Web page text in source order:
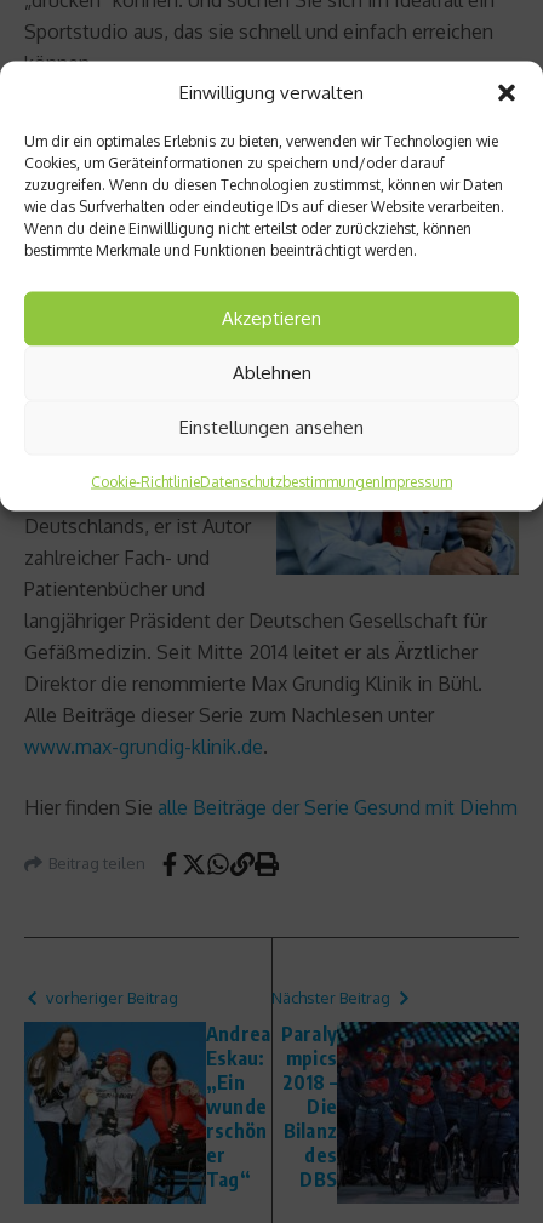
Einwilligung verwalten
Um dir ein optimales Erlebnis zu bieten, verwenden wir Technologien wie
Cookies, um Geräteinformationen zu speichern und/oder darauf
zuzugreifen. Wenn du diesen Technologien zustimmst, können wir Daten
wie das Surfverhalten oder eindeutige IDs auf dieser Website verarbeiten.
Wenn du deine Einwillligung nicht erteilst oder zurückziehst, können
bestimmte Merkmale und Funktionen beeinträchtigt werden.
Akzeptieren
Ablehnen
Einstellungen ansehen
Cookie-RichtlinieDatenschutzbestimmungenImpressum
Sportstudio aus, das sie schnell und einfach erreichen
können.
oderFitness-Apps können Sie Ihre persönlichen Erfolge
festhalten und sich neue Ziele setzen. Das motiviert
zusätzlich.
regelmäßige körperliche Betätigung gut.
Prof. Dr. med. Curt Diehm
Medizinern im Südwesten
Deutschlands, er ist Autor
zahlreicher Fach- und
Patientenbücher und
langjähriger Präsident der Deutschen Gesellschaft für
Gefäßmedizin. Seit Mitte 2014 leitet er als Ärztlicher
Direktor die renommierte Max Grundig Klinik in Bühl.
Alle Beiträge dieser Serie zum Nachlesen unter
www.max-grundig-klinik.de.
Hier finden Sie alle Beiträge der Serie Gesund mit Diehm
Beitrag teilen
vorheriger Beitrag
Andrea
Eskau:
„Ein
wunde
rschön
er
Tag“
Nächster Beitrag
Paraly
mpics
2018 –
Die
Bilanz
des
DBS